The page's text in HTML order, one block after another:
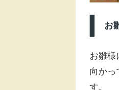
お
お雛様
向かっ
す。